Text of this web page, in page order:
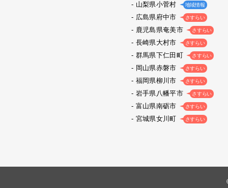
山梨県小菅村 地域情報
広島県府中市 さすらい
鹿児島県奄美市 さすらい
長崎県大村市 さすらい
群馬県下仁田町 さすらい
岡山県赤磐市 さすらい
福岡県柳川市 さすらい
岩手県八幡平市 さすらい
富山県南砺市 さすらい
宮城県女川町 さすらい